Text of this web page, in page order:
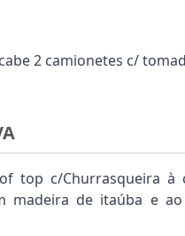
2 camionetes c/
top c/Churrasqueira à
madeira de itaúba e